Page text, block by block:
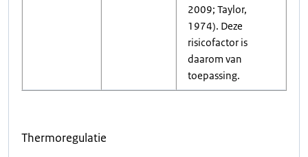
2009; Taylor,
1974). Deze
risicofactor is
daarom van
toepassing.
Thermoregulatie